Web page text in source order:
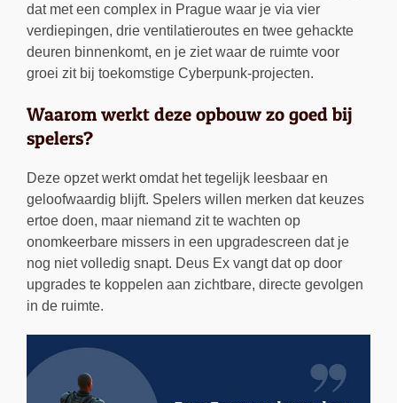
dat met een complex in Prague waar je via vier
verdiepingen, drie ventilatieroutes en twee gehackte
deuren binnenkomt, en je ziet waar de ruimte voor
groei zit bij toekomstige Cyberpunk-projecten.
Waarom werkt deze opbouw zo goed bij
spelers?
Deze opzet werkt omdat het tegelijk leesbaar en
geloofwaardig blijft. Spelers willen merken dat keuzes
ertoe doen, maar niemand zit te wachten op
onomkeerbare missers in een upgradescreen dat je
nog niet volledig snapt. Deus Ex vangt dat op door
upgrades te koppelen aan zichtbare, directe gevolgen
in de ruimte.